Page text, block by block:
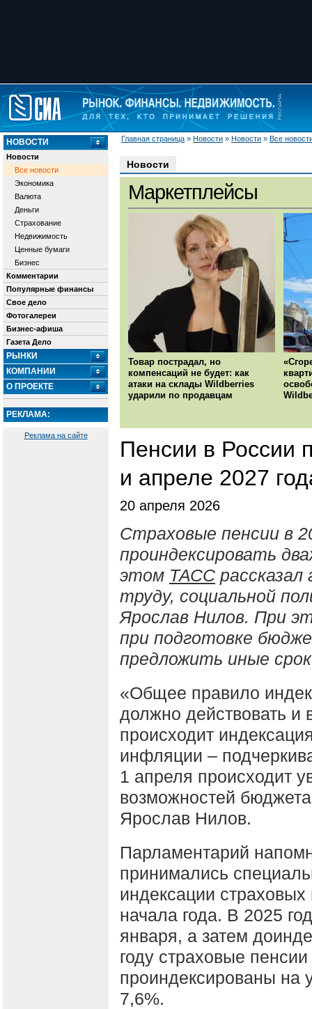
Главная страница » Новости » Новости » Все
НОВОСТИ
Новости
Все новости
Экономика
Валюта
Деньги
Страхование
Недвижимость
Ценные бумаги
Бизнес
Комментарии
Популярные финансы
Свое дело
Фотогалереи
Бизнес-афиша
Газета Дело
РЫНКИ
КОМПАНИИ
О ПРОЕКТЕ
РЕКЛАМА:
Реклама на сайте
Новости
Маркетплейсы
Товар пострадал, но
компенсаций не будет: как
атаки на склады Wildberries
ударили по продавцам
Пенсии в России
и апреле 2027
20 апреля 2026
Страховые пенсии в
проиндексировать
этом ТАСС
труду, социальной
Ярослав Нилов. При
при подготовке
предложить иные
«Общее правило
должно действовать и
происходит
инфляции –
1 апреля происходит
возможностей
Ярослав Нилов.
Парламентарий
принимались
индексации
начала года. В 2025
января, а затем
году страховые
проиндексированы
7,6%.